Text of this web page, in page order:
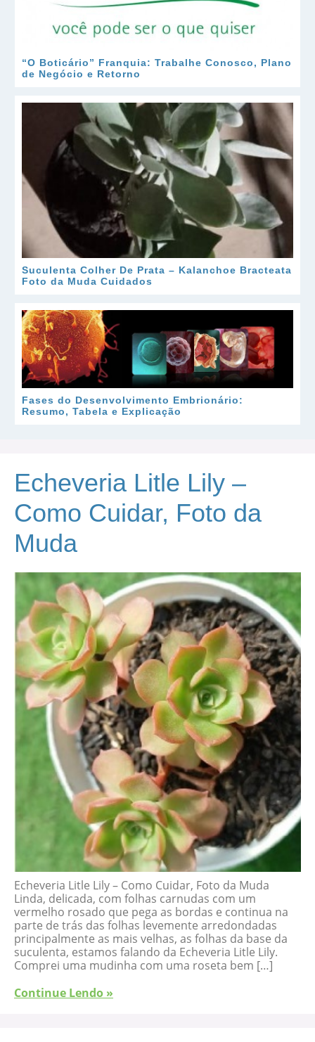
“O Boticário” Franquia: Trabalhe Conosco, Plano
de Negócio e Retorno
Suculenta Colher De Prata – Kalanchoe Bracteata
Foto da Muda Cuidados
Fases do Desenvolvimento Embrionário:
Resumo, Tabela e Explicação
Echeveria Litle Lily –
Como Cuidar, Foto da
Muda
Echeveria Litle Lily – Como Cuidar, Foto da Muda
Linda, delicada, com folhas carnudas com um
vermelho rosado que pega as bordas e continua na
parte de trás das folhas levemente arredondadas
principalmente as mais velhas, as folhas da base da
suculenta, estamos falando da Echeveria Litle Lily.
Comprei uma mudinha com uma roseta bem […]
Continue Lendo »